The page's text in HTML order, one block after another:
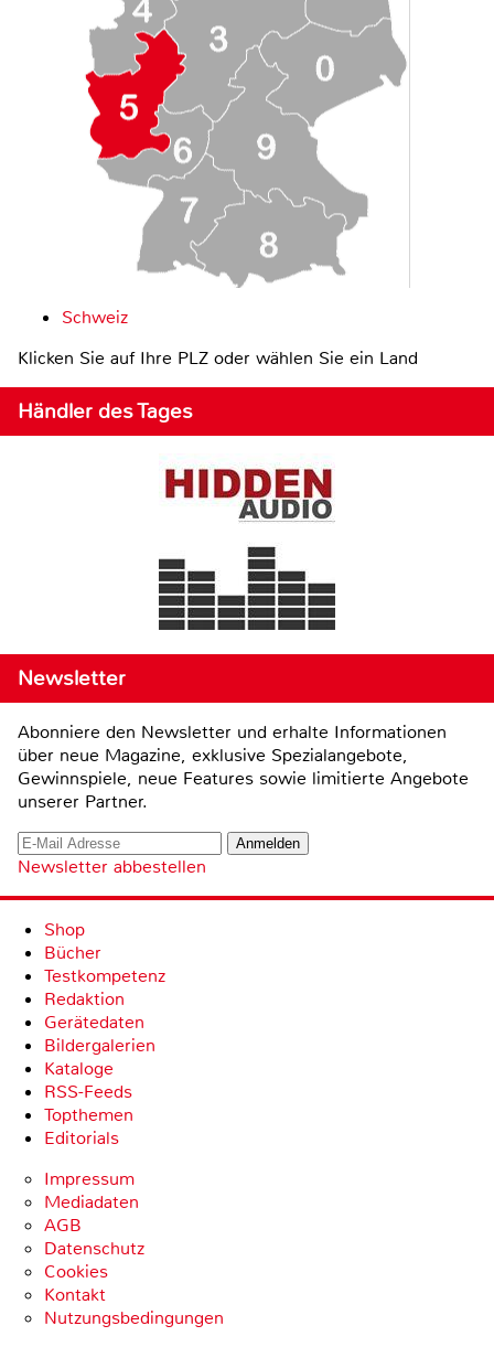
Schweiz
Klicken Sie auf Ihre PLZ oder wählen Sie ein Land
Händler des Tages
Newsletter
Abonniere den Newsletter und erhalte Informationen
über neue Magazine, exklusive Spezialangebote,
Gewinnspiele, neue Features sowie limitierte Angebote
unserer Partner.
Newsletter abbestellen
Shop
Bücher
Testkompetenz
Redaktion
Gerätedaten
Bildergalerien
Kataloge
RSS-Feeds
Topthemen
Editorials
Impressum
Mediadaten
AGB
Datenschutz
Cookies
Kontakt
Nutzungsbedingungen